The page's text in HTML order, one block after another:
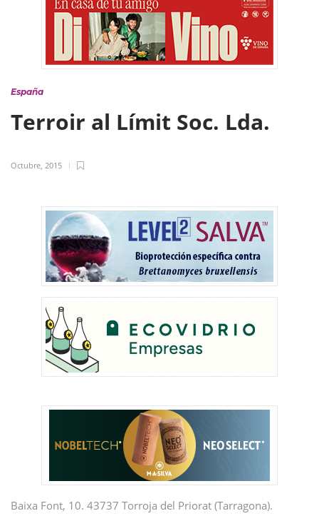
España
Terroir al Límit Soc. Lda.
Octubre, 2015
Baixa Font, 10. 43737 Torroja del Priorat (Tarragona).